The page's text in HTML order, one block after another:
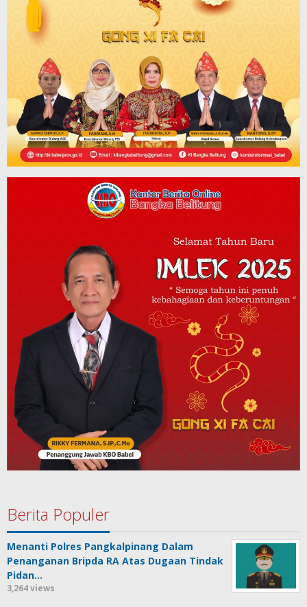
Berita Populer
Menanti Polres Pangkalpinang Dalam
Penanganan Bripda RA Atas Dugaan Tindak
Pidan…
3,264 views